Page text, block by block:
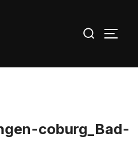
nach:
coburg_Bad-